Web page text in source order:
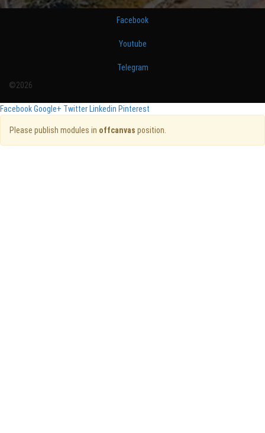
Facebook
Youtube
Telegram
©2026
FacebookGoogle+ Twitter Linkedin Pinterest
Please publish modules in offcanvas position.